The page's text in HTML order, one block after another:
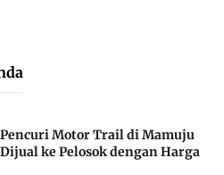
Motor Trail di Mamuju
Dijual ke Pelosok dengan Harga